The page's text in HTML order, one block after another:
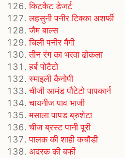
किटकैट डेजर्ट
लहसुनी पनीर टिक्का अशर्फी
जैम बाल्स
चिली पनीर मैगी
तीन रंग का भरवा ढोकला
हर्ब पोटैटो
स्माइली कैनोपी
चीजी आमंड पौटेटो पापकार्न
चायनीज पाव भाजी
मसाला पापड ब्रुशेटा
चीज ब्रस्ट पानी पूरी
पालक की शाही कचौडी
अदरक की बर्फी